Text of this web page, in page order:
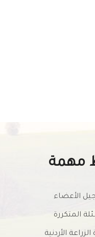
مهمة
الأعضاء
المتكررة
الزراعة الأردنية